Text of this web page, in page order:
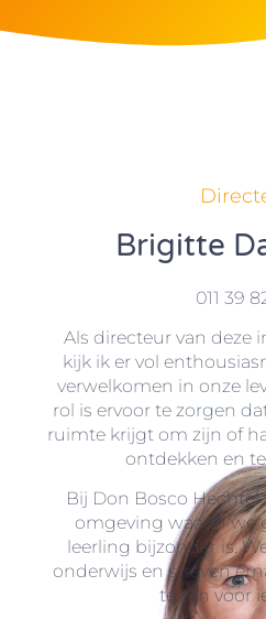
Brigitte
011 39
Als directeur van deze
kijk ik er vol
verwelkomen in onze
rol is ervoor te zorgen
ruimte krijgt om zijn of
ontdekken en
Bij Don Bosco
omgeving waarin we
leerling bijzonder is.
onderwijs en streven
te zijn voor